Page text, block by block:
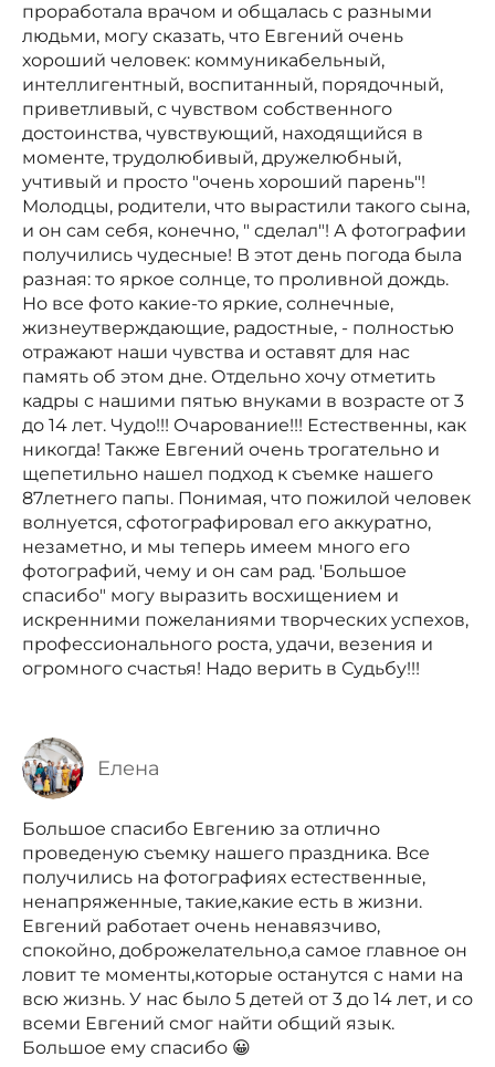
проработала врачом и общалась с разными
людьми, могу сказать, что Евгений очень
хороший человек: коммуникабельный,
интеллигентный, воспитанный, порядочный,
приветливый, с чувством собственного
достоинства, чувствующий, находящийся в
моменте, трудолюбивый, дружелюбный,
учтивый и просто "очень хороший парень"!
Молодцы, родители, что вырастили такого сына,
и он сам себя, конечно, " сделал"! А фотографии
получились чудесные! В этот день погода была
разная: то яркое солнце, то проливной дождь.
Но все фото какие-то яркие, солнечные,
жизнеутверждающие, радостные, - полностью
отражают наши чувства и оставят для нас
память об этом дне. Отдельно хочу отметить
кадры с нашими пятью внуками в возрасте от 3
до 14 лет. Чудо!!! Очарование!!! Естественны, как
никогда! Также Евгений очень трогательно и
щепетильно нашел подход к съемке нашего
87летнего папы. Понимая, что пожилой человек
волнуется, сфотографировал его аккуратно,
незаметно, и мы теперь имеем много его
фотографий, чему и он сам рад. 'Большое
спасибо" могу выразить восхищением и
искренними пожеланиями творческих успехов,
профессионального роста, удачи, везения и
огромного счастья! Надо верить в Судьбу!!!
Елена
Большое спасибо Евгению за отлично
проведеную съемку нашего праздника. Все
получились на фотографиях естественные,
ненапряженные, такие,какие есть в жизни.
Евгений работает очень ненавязчиво,
спокойно, доброжелательно,а самое главное он
ловит те моменты,которые останутся с нами на
всю жизнь. У нас было 5 детей от 3 до 14 лет, и со
всеми Евгений смог найти общий язык.
Большое ему спасибо 😀